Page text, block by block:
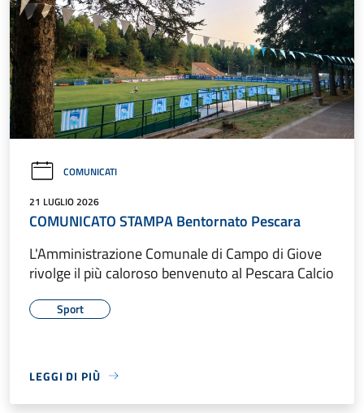
COMUNICATI
21 LUGLIO 2026
COMUNICATO STAMPA Bentornato Pescara
L'Amministrazione Comunale di Campo di Giove
rivolge il più caloroso benvenuto al Pescara Calcio
Sport
LEGGI DI PIÙ